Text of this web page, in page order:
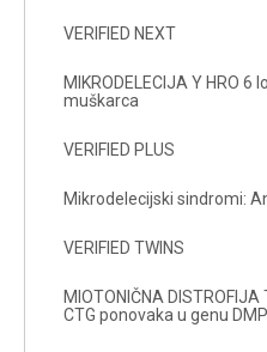
VERIFIED NEXT
MIKRODELECIJA Y HRO 6
muškarca
VERIFIED PLUS
Mikrodelecijski sindromi:
VERIFIED TWINS
MIOTONIČNA
CTG ponovaka u genu